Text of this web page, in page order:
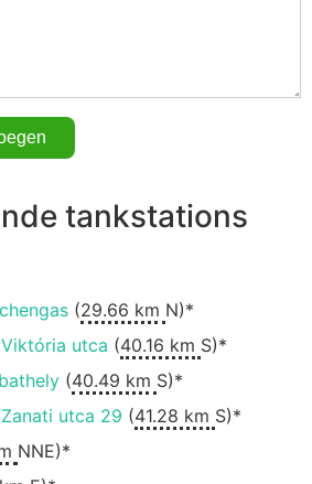
tankstations
(29.66 km N)*
utca (40.16 km S)*
(40.49 km S)*
utca 29 (41.28 km S)*
NNE)*